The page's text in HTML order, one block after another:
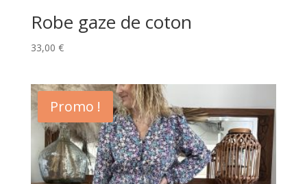
Robe gaze de coton
33,00 €
Promo !